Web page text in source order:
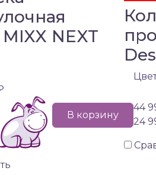
NEXT
В корзину
44
24